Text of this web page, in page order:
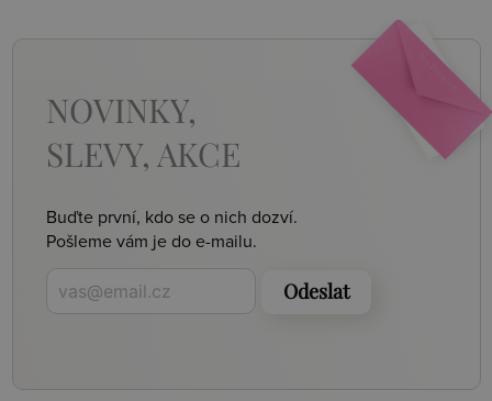
NOVINKY,
SLEVY, AKCE
Buďte první, kdo se o nich dozví.
Pošleme vám je do e-mailu.
Odeslat